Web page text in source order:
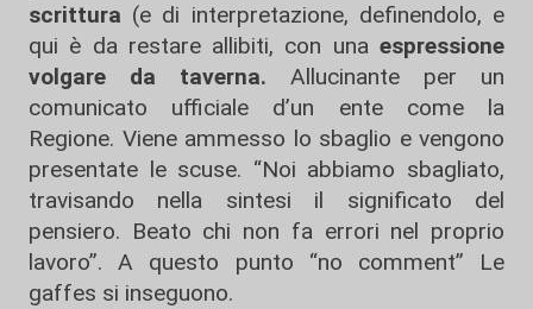
scrittura (e di interpretazione, definendolo, e
qui è da restare allibiti, con una espressione
volgare
da taverna. Allucinante per un
comunicato ufficiale d’un ente come la
Regione. Viene ammesso lo sbaglio e vengono
presentate le scuse. “Noi abbiamo sbagliato,
travisando nella sintesi il significato del
pensiero. Beato chi non fa errori nel proprio
lavoro”. A questo punto “no comment” Le
gaffes si inseguono.